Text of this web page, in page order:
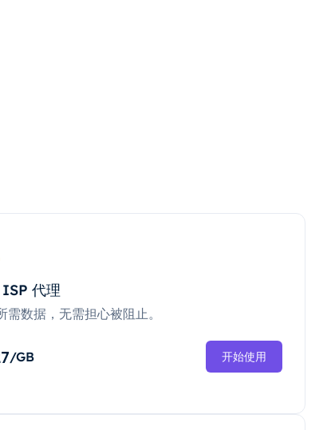
代理
需数据，无需担心被阻止。
/GB 开始使用